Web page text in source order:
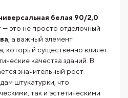
белая 90/2,0
— это не просто отделочный
, а важный элемент
который существенно влияет
качества зданий. В
значительный рост
штукатурки, что
так и эстетическими